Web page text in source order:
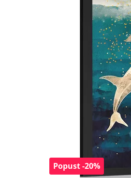
Popust -20%